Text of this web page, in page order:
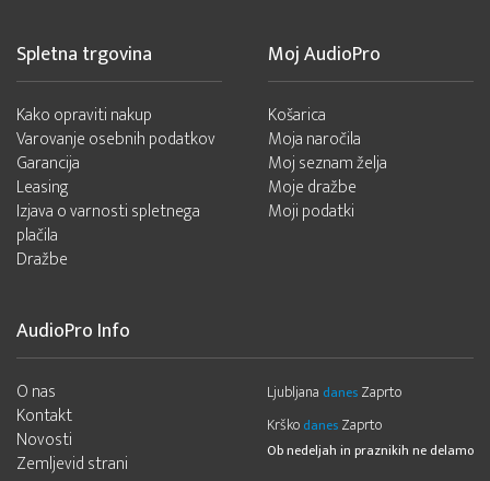
Spletna trgovina
Kako opraviti nakup
Varovanje osebnih podatkov
Garancija
Leasing
Izjava o varnosti spletnega
plačila
Dražbe
Moj AudioPro
Košarica
Moja naročila
Moj seznam želja
Moje dražbe
Moji podatki
AudioPro Info
O nas
Kontakt
Novosti
Zemljevid strani
Ljubljana danes Zaprto
Krško danes Zaprto
Ob nedeljah in praznikih ne delamo